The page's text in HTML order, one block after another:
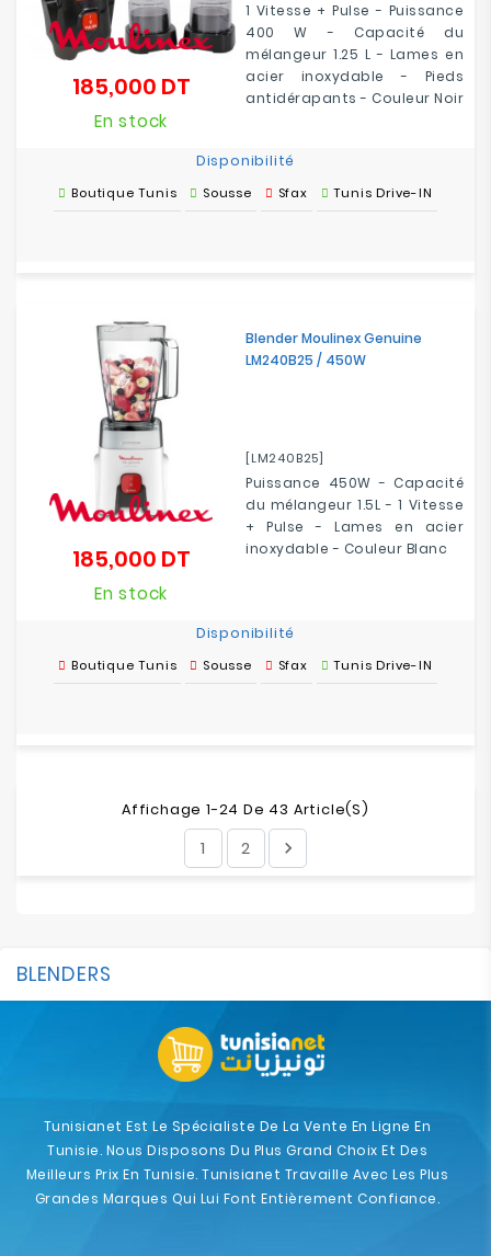
1 Vitesse + Pulse - Puissance
400 W - Capacité du
mélangeur 1.25 L - Lames en
acier inoxydable - Pieds
antidérapants - Couleur Noir
185,000 DTPrix
En stock
Disponibilité
Boutique Tunis Sousse Sfax Tunis Drive-IN
Blender Moulinex Genuine
LM240B25 / 450W
[LM240B25]
Puissance 450W - Capacité
du mélangeur 1.5L - 1 Vitesse
+ Pulse - Lames en acier
inoxydable - Couleur Blanc
185,000 DTPrix
En stock
Disponibilité
Boutique Tunis Sousse Sfax Tunis Drive-IN
Affichage 1-24 De 43 Article(s)
1 2 
BLENDERS
Tunisianet Est Le Spécialiste De La Vente En Ligne En
Tunisie. Nous Disposons Du Plus Grand Choix Et Des
Meilleurs Prix En Tunisie. Tunisianet Travaille Avec Les Plus
Grandes Marques Qui Lui Font Entièrement Confiance.